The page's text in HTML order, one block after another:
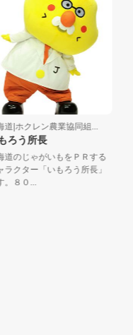
|ホクレン農業協同組...
ろう所長
のじゃがいもをＰＲする
クター「いもろう所長」
８０...